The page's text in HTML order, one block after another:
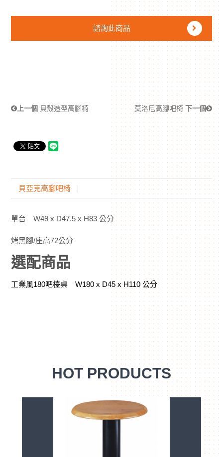
諮詢此商品
上一個 貝殼造型高腳椅 莫洛尼高腳吧椅 下一個
貝亞克高腳吧椅
單台 W49 x D47.5 x H83 公分
烤黑腳/座高72公分
選配商品
工業風180吧檯桌 W180 x D45 x H110 公分
HOT PRODUCTS